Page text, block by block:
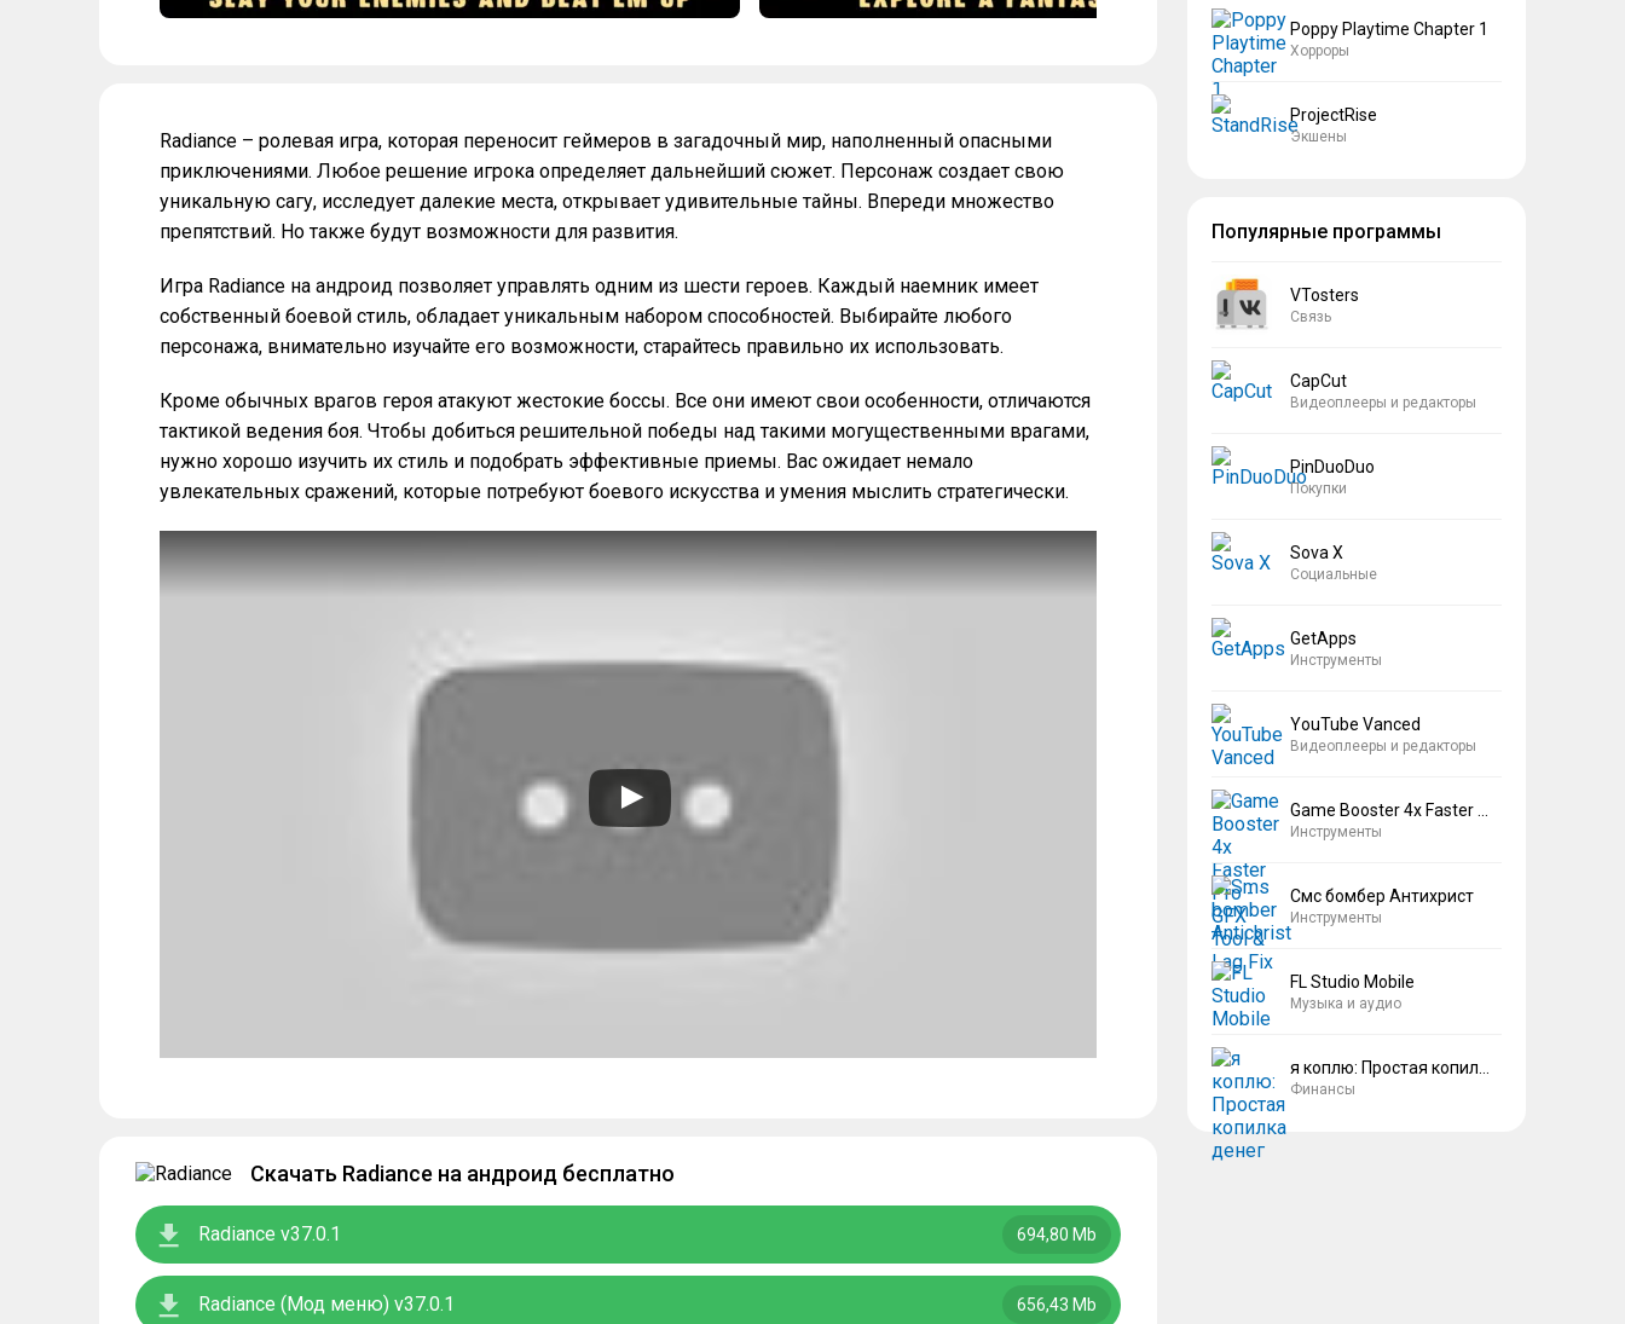
Radiance – ролевая игра, которая переносит геймеров в загадочный мир, наполненный опасными
приключениями. Любое решение игрока определяет дальнейший сюжет. Персонаж создает свою
уникальную сагу, исследует далекие места, открывает удивительные тайны. Впереди множество
препятствий. Но также будут возможности для развития.
Игра Radiance на андроид позволяет управлять одним из шести героев. Каждый наемник имеет
собственный боевой стиль, обладает уникальным набором способностей. Выбирайте любого
персонажа, внимательно изучайте его возможности, старайтесь правильно их использовать.
Кроме обычных врагов героя атакуют жестокие боссы. Все они имеют свои особенности, отличаются
тактикой ведения боя. Чтобы добиться решительной победы над такими могущественными врагами,
нужно хорошо изучить их стиль и подобрать эффективные приемы. Вас ожидает немало
увлекательных сражений, которые потребуют боевого искусства и умения мыслить стратегически.
Скачать Radiance на андроид бесплатно
Radiance v37.0.1 694,80 Mb
Radiance (Мод меню) v37.0.1 656,43 Mb
Poppy Playtime Chapter 1
Хорроры
ProjectRise
Экшены
Популярные программы
VTosters
Связь
CapCut
Видеоплееры и редакторы
PinDuoDuo
Покупки
Sova X
Социальные
GetApps
Инструменты
YouTube Vanced
Видеоплееры и редакторы
Инструменты
Смс бомбер Антихрист
Инструменты
FL Studio Mobile
Музыка и аудио
Финансы